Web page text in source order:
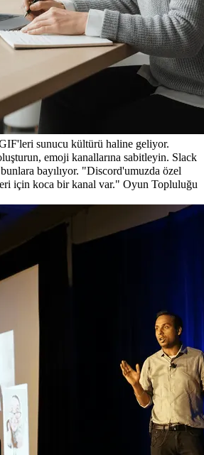
sunucu kültürü haline geliyor.
emoji kanallarına sabitleyin. Slack
bayılıyor. "Discord'umuzda özel
için koca bir kanal var." Oyun Topluluğu